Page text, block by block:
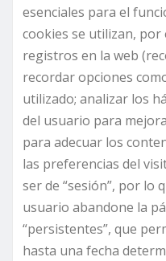
esenciales para el
cookies se utilizan,
registros en la web
recordar opciones
utilizado; analizar los
del usuario para
para adecuar los
las preferencias del
ser de “sesión”, por lo
usuario abandone la
“persistentes”, que
hasta una fecha